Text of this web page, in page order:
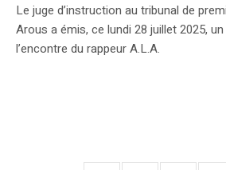
Le juge d’instruction au tribunal de
Arous a émis, ce lundi 28 juillet 2025,
l’encontre du rappeur A.L.A.